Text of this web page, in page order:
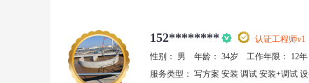
152******** 认证工程师v1
性别：
男 年龄： 34岁 工作年限：
12年
服务类型： 写方案 安装 调试 安装+调试